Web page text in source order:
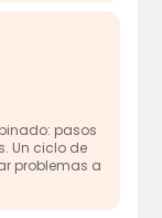
pasos
Un ciclo de
problemas a